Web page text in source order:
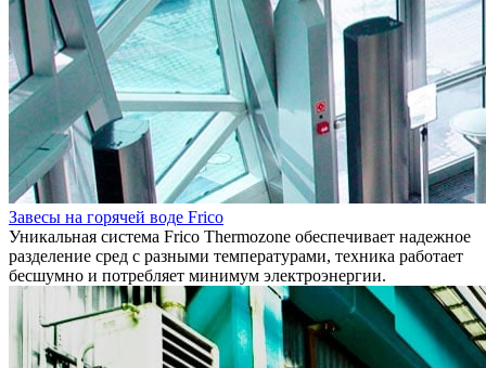
Завесы на горячей воде Frico
Уникальная система Frico Thermozone обеспечивает надежное
разделение сред с разными температурами, техника работает
бесшумно и потребляет минимум электроэнергии.